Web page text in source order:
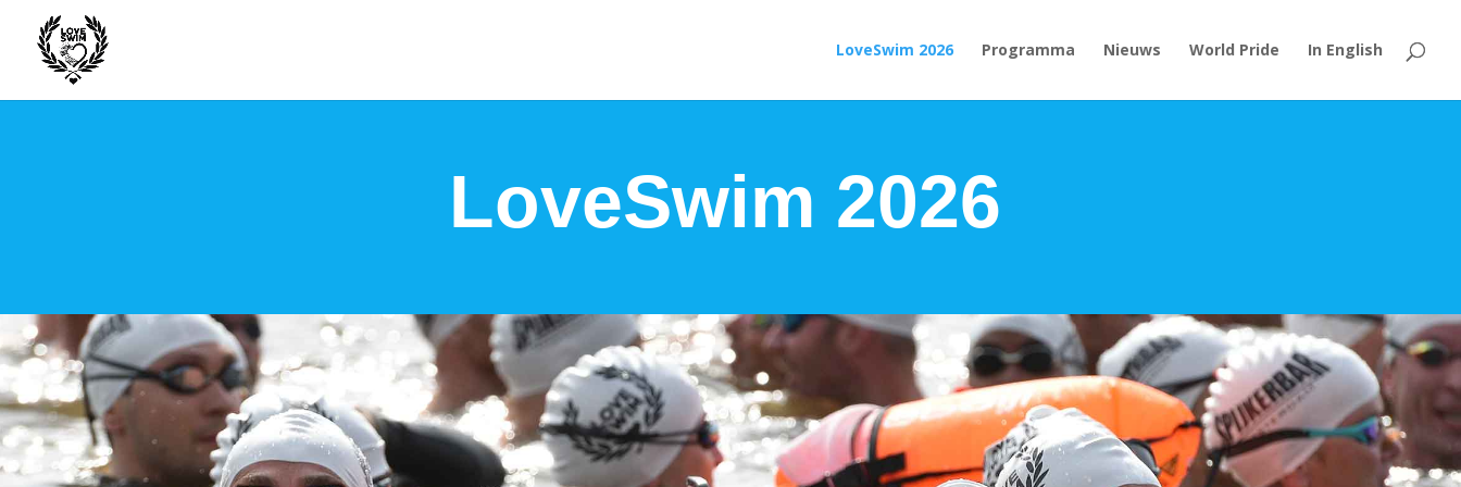
LoveSwim 2026 Programma Nieuws World Pride In English
LoveSwim 2026